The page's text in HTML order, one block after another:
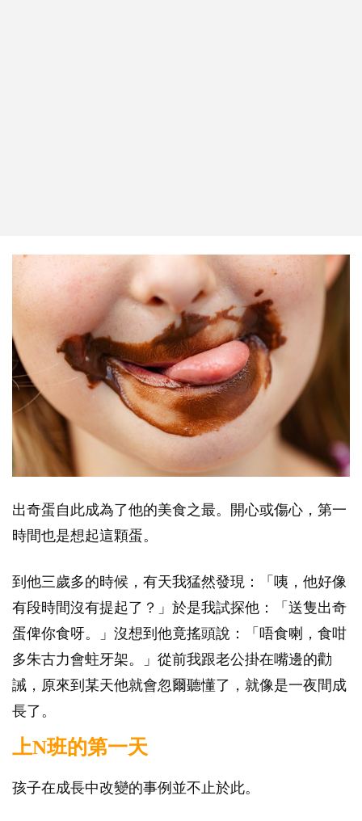
出奇蛋自此成為了他的美食之最。開心或傷心，第一
時間也是想起這顆蛋。
到他三歲多的時候，有天我猛然發現：「咦，他好像
有段時間沒有提起了？」於是我試探他：「送隻出奇
蛋俾你食呀。」沒想到他竟搖頭說：「唔食喇，食咁
多朱古力會蛀牙架。」從前我跟老公掛在嘴邊的勸
誡，原來到某天他就會忽爾聽懂了，就像是一夜間成
長了。
上N班的第一天
孩子在成長中改變的事例並不止於此。